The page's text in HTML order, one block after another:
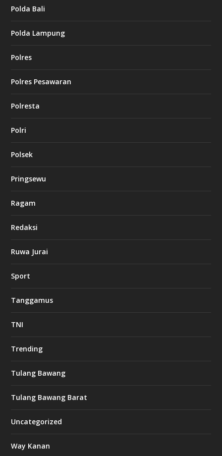
Polda Bali
Polda Lampung
Polres
Polres Pesawaran
Polresta
Polri
Polsek
Pringsewu
Ragam
Redaksi
Ruwa Jurai
Sport
Tanggamus
TNI
Trending
Tulang Bawang
Tulang Bawang Barat
Uncategorized
Way Kanan